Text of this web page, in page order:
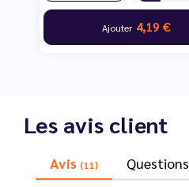
Ajouter 4,19 €
Les avis client
Avis (11) Questions